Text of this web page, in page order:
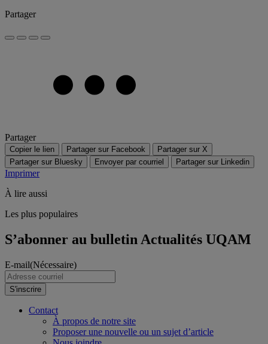
Partager
Partager
Copier le lien Partager sur Facebook
Partager sur X
Partager sur Bluesky
Envoyer par courriel Partager sur Linkedin
Imprimer
À lire aussi
Les plus populaires
S’abonner au bulletin Actualités UQAM
E-mail(Nécessaire)
S'inscrire
Contact
À propos de notre site
Proposer une nouvelle ou un sujet d’article